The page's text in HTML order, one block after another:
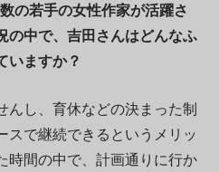
の若手の女性作家が活躍さ
の中で、吉田さんはどんなふ
いますか？
んし、育休などの決まった制
スで継続できるというメリッ
時間の中で、計画通りに行か